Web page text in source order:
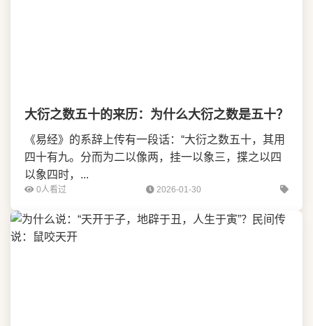
大衍之数五十的来历：为什么大衍之数是五十？
《易经》的系辞上传有一段话：“大衍之数五十，其用
四十有九。分而为二以像两，挂一以象三，揲之以四
以象四时，...
0人看过 2026-01-30